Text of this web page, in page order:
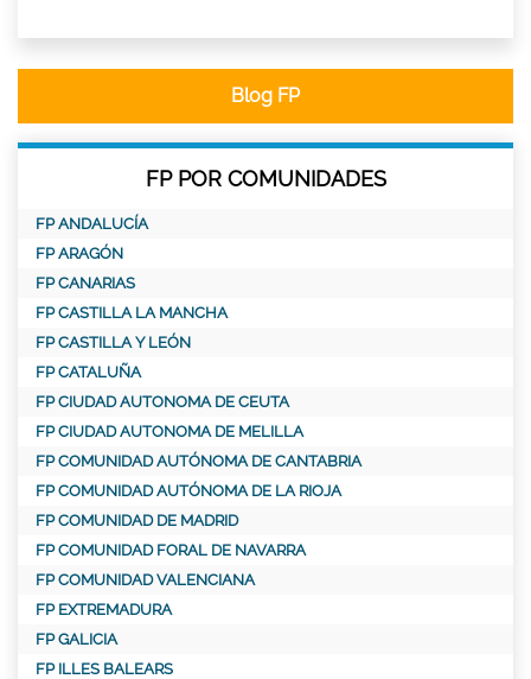
Blog FP
FP POR COMUNIDADES
FP ANDALUCÍA
FP ARAGÓN
FP CANARIAS
FP CASTILLA LA MANCHA
FP CASTILLA Y LEÓN
FP CATALUÑA
FP CIUDAD AUTONOMA DE CEUTA
FP CIUDAD AUTONOMA DE MELILLA
FP COMUNIDAD AUTÓNOMA DE CANTABRIA
FP COMUNIDAD AUTÓNOMA DE LA RIOJA
FP COMUNIDAD DE MADRID
FP COMUNIDAD FORAL DE NAVARRA
FP COMUNIDAD VALENCIANA
FP EXTREMADURA
FP GALICIA
FP ILLES BALEARS